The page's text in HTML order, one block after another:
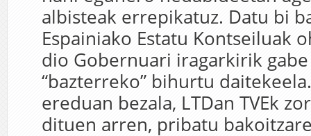
albisteak errepikatuz. Datu bi
Espainiako Estatu Kontseiluak
dio Gobernuari iragarkirik gabe
“bazterreko” bihurtu
ereduan bezala, LTDan TVEk
dituen arren, pribatu